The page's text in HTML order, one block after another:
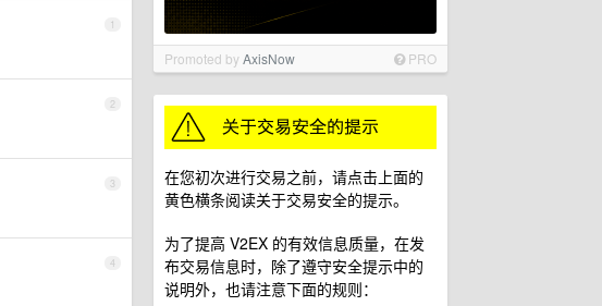
Promoted byAxisNow PRO
在您初次进行交易之前，请点击上面的
黄色横条阅读关于交易安全的提示。
为了提高 V2EX 的有效信息质量，在发
布交易信息时，除了遵守安全提示中的
说明外，也请注意下面的规则：
1
2
3
4